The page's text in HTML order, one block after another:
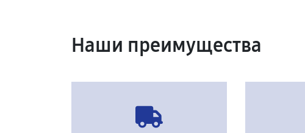
Наши преимущества